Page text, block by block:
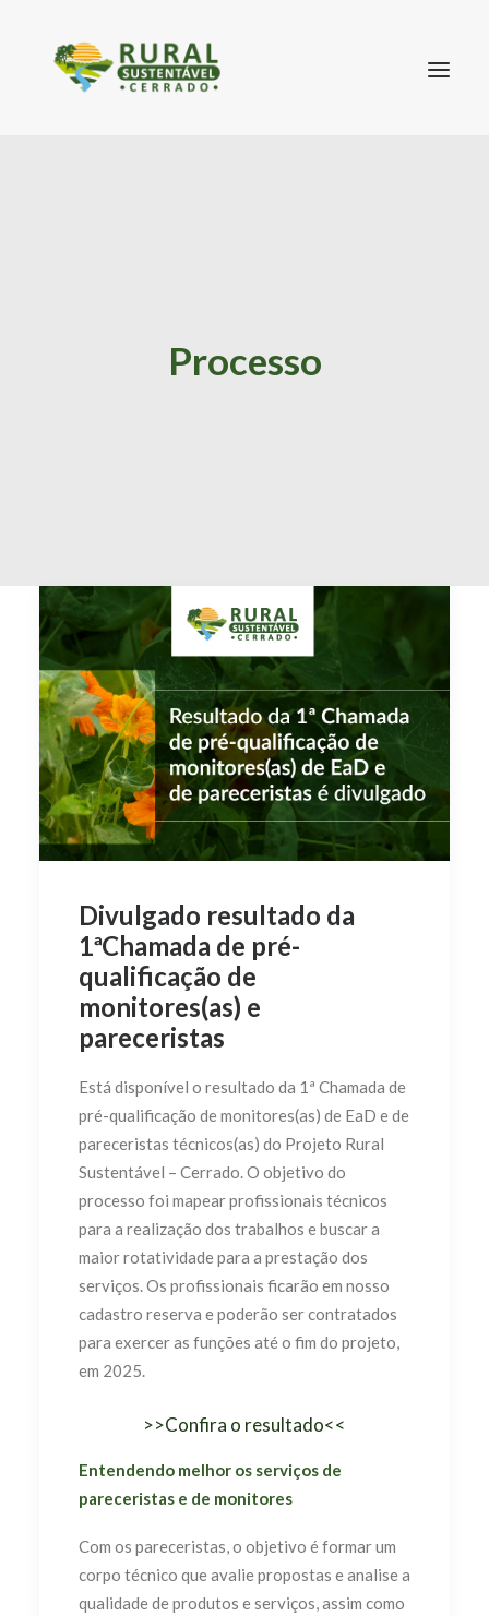
Processo
Divulgado resultado da
1ªChamada de pré-
qualificação de
monitores(as) e
pareceristas
Está disponível o resultado da 1ª Chamada de
pré-qualificação de monitores(as) de EaD e de
pareceristas técnicos(as) do Projeto Rural
Sustentável – Cerrado. O objetivo do
processo foi mapear profissionais técnicos
para a realização dos trabalhos e buscar a
maior rotatividade para a prestação dos
serviços. Os profissionais ficarão em nosso
cadastro reserva e poderão ser contratados
para exercer as funções até o fim do projeto,
em 2025.
>>Confira o resultado<<
Entendendo melhor os serviços de
pareceristas e de monitores
Com os pareceristas, o objetivo é formar um
corpo técnico que avalie propostas e analise a
qualidade de produtos e serviços, assim como